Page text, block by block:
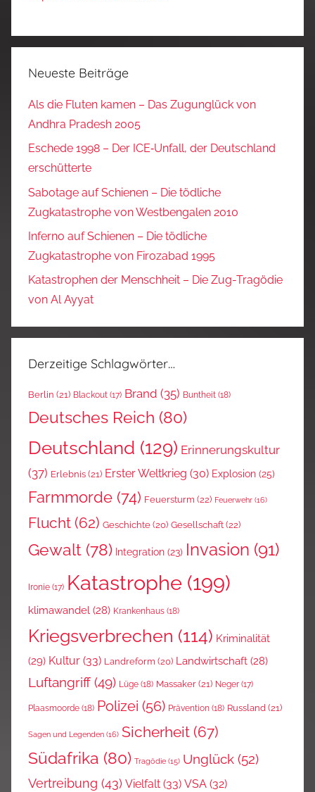
Neueste Beiträge
Als die Fluten kamen – Das Zugunglück von
Andhra Pradesh 2005
Eschede 1998 – Der ICE‑Unfall, der Deutschland
erschütterte
Sabotage auf Schienen – Die tödliche
Zugkatastrophe von Westbengalen 2010
Inferno auf Schienen – Die tödliche
Zugkatastrophe von Firozabad 1995
Katastrophen der Menschheit – Die Zug-Tragödie
von Al Ayyat
Derzeitige Schlagwörter…
Berlin (21) Blackout (17) Brand (35) Buntheit (18)
Deutsches Reich (80)
Deutschland (129) Erinnerungskultur
(37) Erlebnis (21) Erster Weltkrieg (30) Explosion (25)
Farmmorde (74) Feuersturm (22) Feuerwehr (16)
Flucht (62) Geschichte (20) Gesellschaft(22)
Gewalt (78) Integration (23) Invasion (91)
Ironie (17) Katastrophe (199)
klimawandel (28) Krankenhaus (18)
Kriegsverbrechen (114) Kriminalität
(29) Kultur (33) Landreform (20) Landwirtschaft (28)
Luftangriff (49) Lüge (18) Massaker (21) Neger (17)
Plaasmoorde (18) Polizei (56) Prävention (18) Russland (21)
Sagen und Legenden (16) Sicherheit (67)
Südafrika (80) Tragödie (15) Unglück (52)
Vertreibung (43) Vielfalt (33) VSA (32)